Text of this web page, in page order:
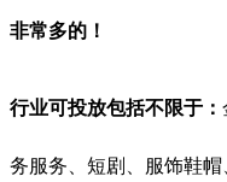
非常多的！
行业可投放包括不限于：
务服务、短剧、服饰鞋